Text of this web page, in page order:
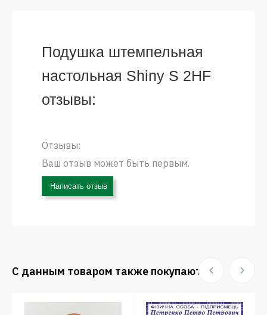
Подушка штемпельная
настольная Shiny S 2HF
отзывы:
Отзывы:
Ваш отзыв может быть первым.
Написать отзыв
С данным товаром также покупают: